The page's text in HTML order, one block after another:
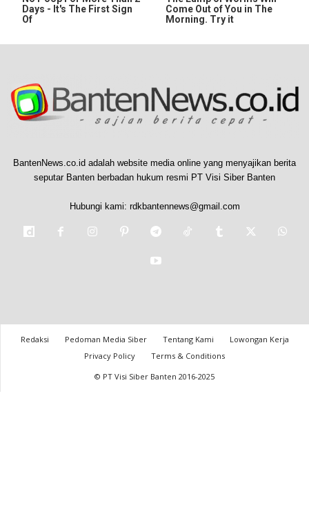
Days - It's The First Sign
Of
Come Out of You in The
Morning. Try it
BantenNews.co.id adalah website media online yang menyajikan berita
seputar Banten berbadan hukum resmi PT Visi Siber Banten
Hubungi kami: rdkbantennews@gmail.com
Redaksi Pedoman Media Siber Tentang Kami
Lowongan Kerja
Privacy Policy
Terms & Conditions
© PT Visi Siber Banten 2016-2025